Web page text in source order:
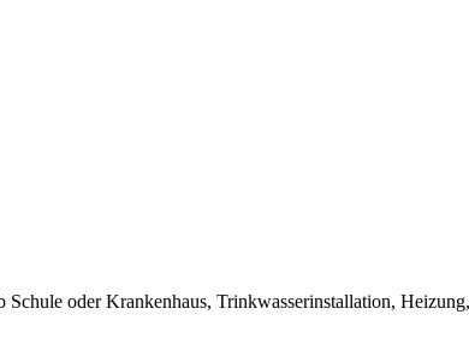
oder Krankenhaus, Trinkwasserinstallation,